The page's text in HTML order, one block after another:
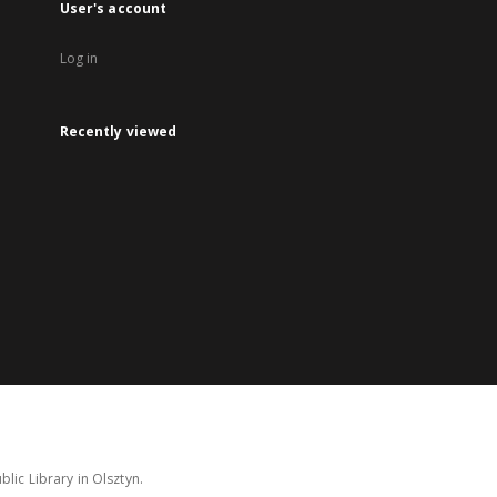
User's account
Log in
Recently viewed
Library in Olsztyn.